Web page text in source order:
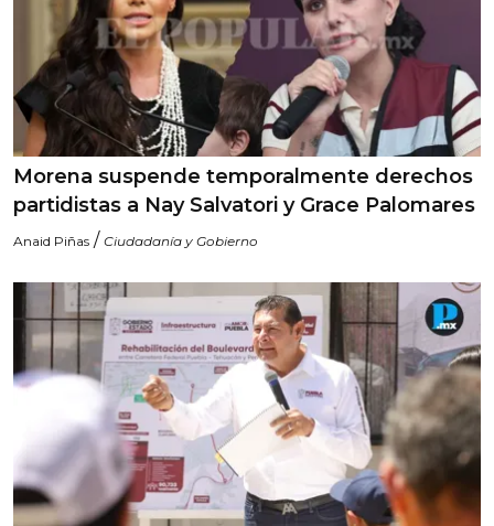
Morena suspende temporalmente derechos
partidistas a Nay Salvatori y Grace Palomares
Anaid Piñas / Ciudadanía y Gobierno